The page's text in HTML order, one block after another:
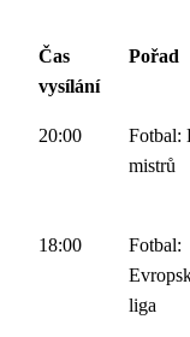
Čas
vysílání
Pořad
20:00
Fotbal:
mistrů
18:00
Fotbal:
liga